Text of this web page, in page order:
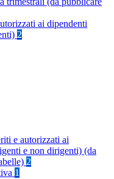
ai dipendenti
2
e autorizzati ai
e non dirigenti) (da
2
1